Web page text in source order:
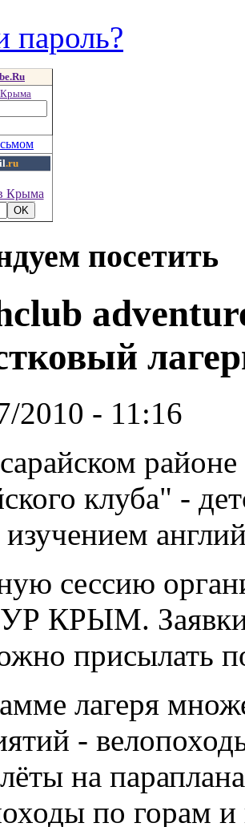
пароль?
Крыма
.ru
Крыма
посетить
2010 - 11:16
клуба" -
изучением
сессию
КРЫМ. Заявки
присылать
лагеря
-
на
по горам